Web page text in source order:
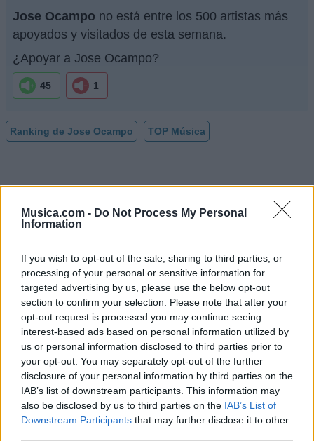
Musica.com - Do Not Process My Personal
Information
If you wish to opt-out of the sale, sharing to third parties, or
processing of your personal or sensitive information for
targeted advertising by us, please use the below opt-out
section to confirm your selection. Please note that after your
opt-out request is processed you may continue seeing
interest-based ads based on personal information utilized by
us or personal information disclosed to third parties prior to
your opt-out. You may separately opt-out of the further
disclosure of your personal information by third parties on the
IAB’s list of downstream participants. This information may
also be disclosed by us to third parties on the IAB’s List of
Downstream Participants that may further disclose it to other
Jose Ocampo no está entre los 500 artistas más
apoyados y visitados de esta semana.
¿Apoyar a Jose Ocampo?
45 1
Ranking de Jose Ocampo TOP Música
Comentar Letra
Comenta o pregunta lo que desees sobre Jose
Ocampo o 'Gracias Jesucristo'